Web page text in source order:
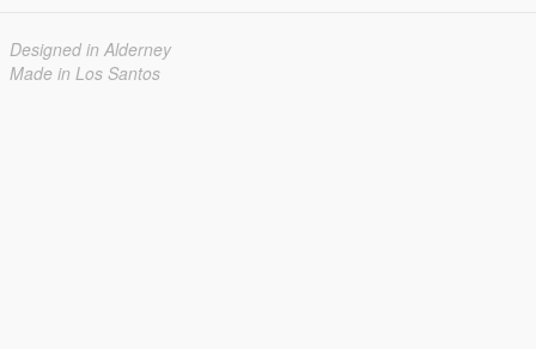
Designed in Alderney
Made in Los Santos